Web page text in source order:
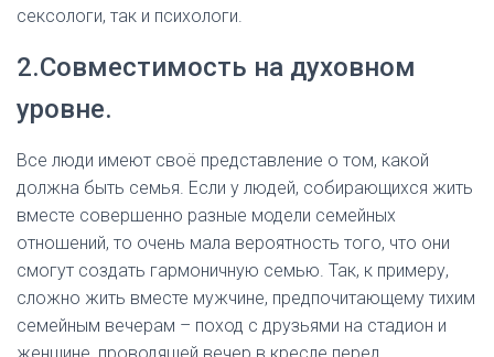
сексологи, так и психологи.
2.Совместимость на духовном
уровне.
Все люди имеют своё представление о том, какой
должна быть семья. Если у людей, собирающихся жить
вместе совершенно разные модели семейных
отношений, то очень мала вероятность того, что они
смогут создать гармоничную семью. Так, к примеру,
сложно жить вместе мужчине, предпочитающему тихим
семейным вечерам – поход с друзьями на стадион и